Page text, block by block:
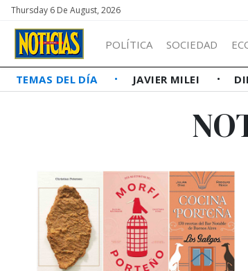
Thursday 6 De August, 2026
POLÍTICA SOCIEDAD
TEMAS DEL DÍA JAVIER MILEI